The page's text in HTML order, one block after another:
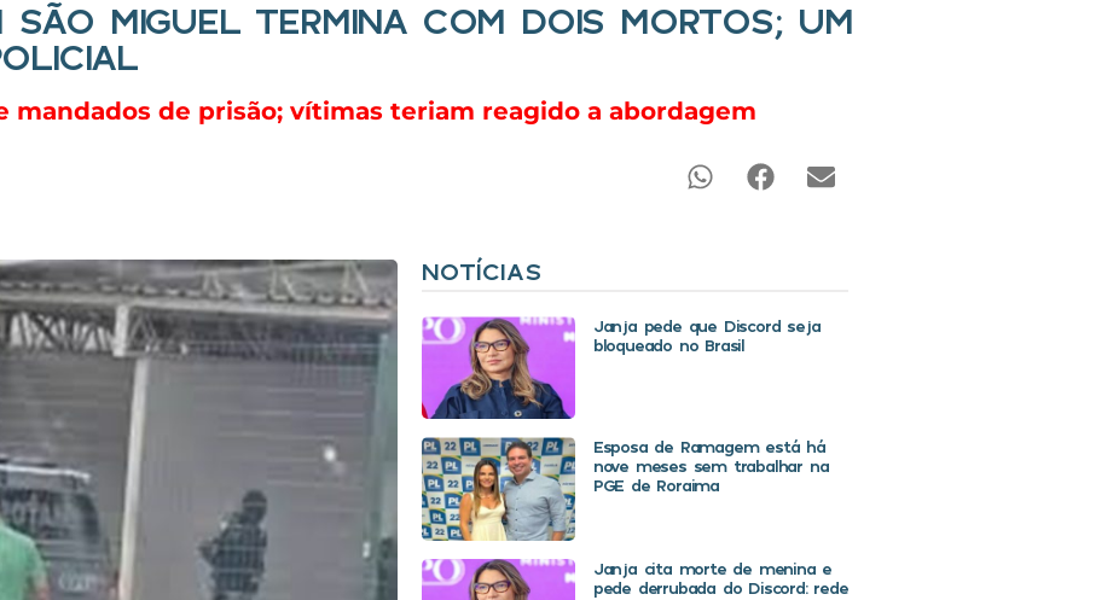
MIGUEL TERMINA COM DOIS MORTOS; UM
mandados de prisão; vítimas teriam reagido a abordagem
NOTÍCIAS
Janja pede que Discord seja
bloqueado no Brasil
Esposa de Ramagem está há
nove meses sem trabalhar na
PGE de Roraima
Janja cita morte de menina e
pede derrubada do Discord: rede